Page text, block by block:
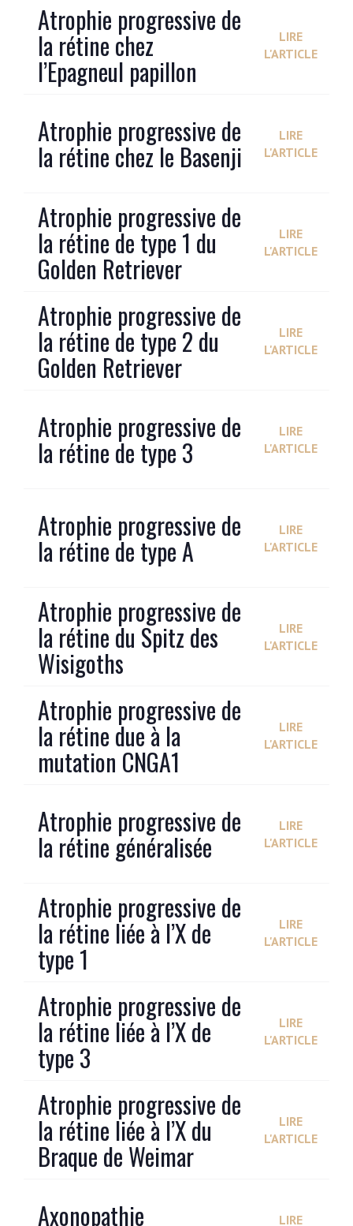
Atrophie progressive de
la rétine chez
l’Epagneul papillon
LIRE
L'ARTICLE
Atrophie progressive de
la rétine chez le Basenji
LIRE
L'ARTICLE
Atrophie progressive de
la rétine de type 1 du
Golden Retriever
LIRE
L'ARTICLE
Atrophie progressive de
la rétine de type 2 du
Golden Retriever
LIRE
L'ARTICLE
Atrophie progressive de
la rétine de type 3
LIRE
L'ARTICLE
Atrophie progressive de
la rétine de type A
LIRE
L'ARTICLE
Atrophie progressive de
la rétine du Spitz des
Wisigoths
LIRE
L'ARTICLE
Atrophie progressive de
la rétine due à la
mutation CNGA1
LIRE
L'ARTICLE
Atrophie progressive de
la rétine généralisée
LIRE
L'ARTICLE
Atrophie progressive de
la rétine liée à l’X de
type 1
LIRE
L'ARTICLE
Atrophie progressive de
la rétine liée à l’X de
type 3
LIRE
L'ARTICLE
Atrophie progressive de
la rétine liée à l’X du
Braque de Weimar
LIRE
L'ARTICLE
Axonopathie LIRE